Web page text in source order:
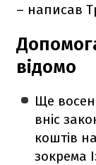
– написав
відомо
Ще
вніс
коштів
зокрема